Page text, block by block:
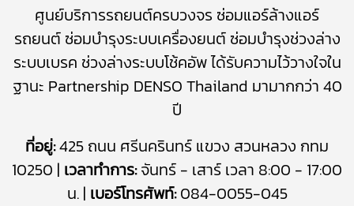
ศูนย์บริการรถยนต์ครบวงจร ซ่อมแอร์ล้างแอร์
รถยนต์​ ซ่อมบำรุงระบบเครื่องยนต์ซ่อมบำรุงช่วงล่าง
ระบบเบรค ช่วงล่างระบบโช้คอัพได้รับความไว้วางใจใน
ฐานะ Partnership DENSO Thailand มามากกว่า 40
ปี
ที่อยู่:425 ถนน ศรีนครินทร์ แขวง สวนหลวง กทม
10250 | เวลาทำการ:จันทร์ - เสาร์ เวลา 8:00 - 17:00
น. | เบอร์โทรศัพท์: 084-0055-045